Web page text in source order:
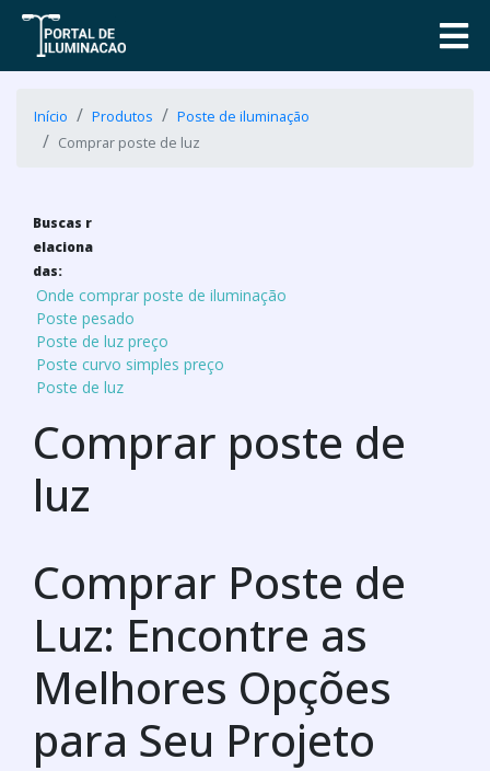
Início Produtos
Poste de iluminação
Comprar poste de luz
Buscas r
elaciona
das:
Onde comprar poste de iluminação
Poste pesado
Poste de luz preço
Poste curvo simples preço
Poste de luz
Comprar poste de
luz
Comprar Poste de
Luz: Encontre as
Melhores Opções
para Seu Projeto